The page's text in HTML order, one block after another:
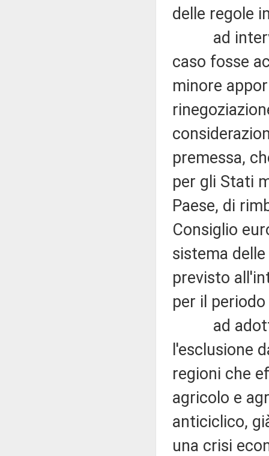
delle regole
ad
caso fosse
minore
premessa,
per gli Stati
Paese, di
Consiglio
sistema
previsto
per il
ad
l'esclusione
regioni che
agricolo e
anticiclico,
una crisi